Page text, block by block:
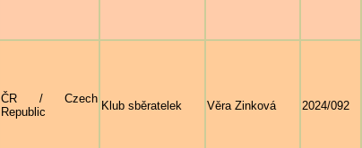
ČR / Czech
Republic
Klub sběratelek Věra Zinková 2024/092